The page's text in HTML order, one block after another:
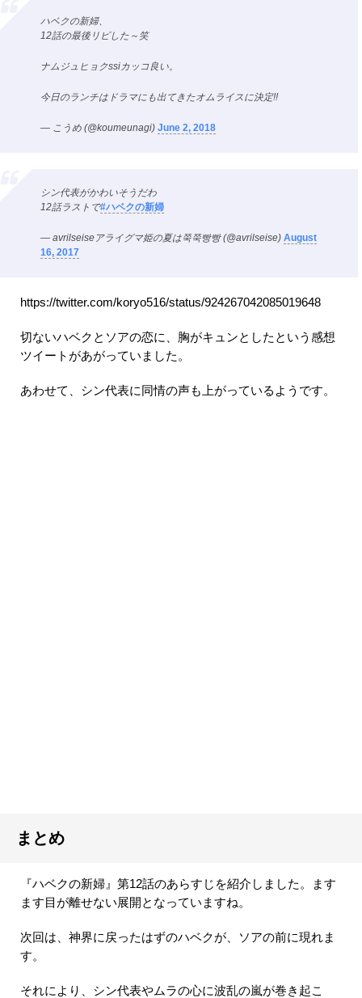
ハベクの新婦、
12話の最後リピした～笑
ナムジュヒョクssiカッコ良い。
今日のランチはドラマにも出てきたオムライスに決定!!
— こうめ (@koumeunagi) June 2, 2018
シン代表がかわいそうだわ
12話ラストで#ハベクの新婦
— avrilseiseアライグマ姫の夏は쭉쭉빵빵 (@avrilseise) August
16, 2017
https://twitter.com/koryo516/status/924267042085019648
切ないハベクとソアの恋に、胸がキュンとしたという感想
ツイートがあがっていました。
あわせて、シン代表に同情の声も上がっているようです。
まとめ
『ハベクの新婦』第12話のあらすじを紹介しました。ます
ます目が離せない展開となっていますね。
次回は、神界に戻ったはずのハベクが、ソアの前に現れま
す。
それにより、シン代表やムラの心に波乱の嵐が巻き起こ